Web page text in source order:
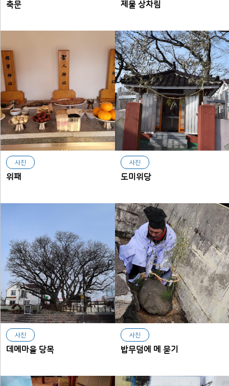
축문 제물 상차림
사진
위패
사진
도미위당
사진
데메마을 당목
사진
밥무덤에 메 묻기